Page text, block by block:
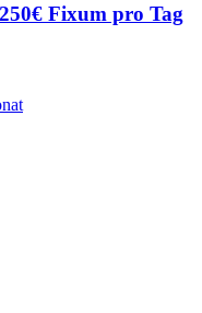
Fixum pro Tag